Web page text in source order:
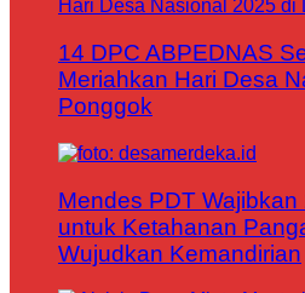
14 DPC ABPEDNAS
Meriahkan Hari Desa
Ponggok
Mendes PDT
untuk Ketahanan
Wujudkan Kemandirian